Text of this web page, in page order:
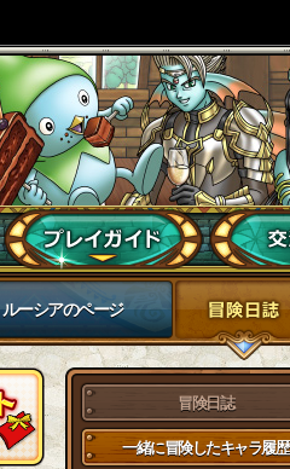
ルーシアのページ
冒険日誌
一緒に冒険したキャラ履歴